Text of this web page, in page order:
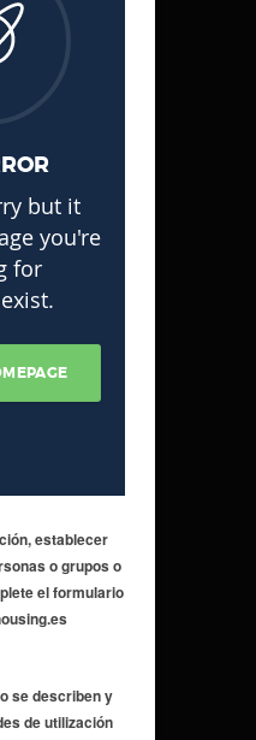
establecer
o grupos o
el formulario
se describen y
de utilización